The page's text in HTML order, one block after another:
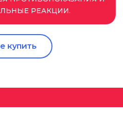
РЕАКЦИИ.
купить